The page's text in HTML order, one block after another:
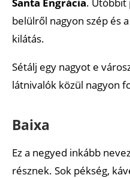
belülről nagyon szép és
kilátás.
Sétálj egy nagyot e
látnivalók közül nagyon
Baixa
Ez a negyed inkább
résznek. Sok pékség,